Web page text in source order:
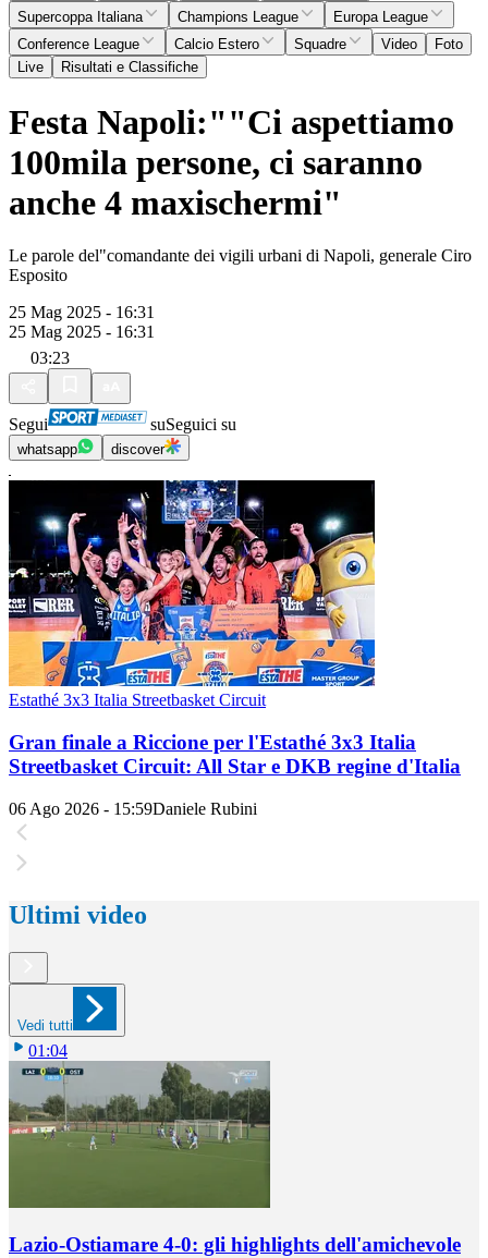
Supercoppa Italiana
Champions League
Europa League
Conference League
Calcio Estero Squadre Video
Foto
Live
Risultati e Classifiche
Festa Napoli:""Ci aspettiamo
100mila persone, ci saranno
anche 4 maxischermi"
Le parole del"comandante dei vigili urbani di Napoli, generale Ciro
Esposito
25 Mag 2025 - 16:31
25 Mag 2025 - 16:31
03:23
Segui suSeguici su
whatsapp discover
Estathé 3x3 Italia Streetbasket Circuit
Gran finale a Riccione per l'Estathé 3x3 Italia
Streetbasket Circuit: All Star e DKB regine d'Italia
06 Ago 2026 - 15:59Daniele Rubini
Ultimi video
Vedi tutti
01:04
Lazio-Ostiamare 4-0: gli highlights dell'amichevole